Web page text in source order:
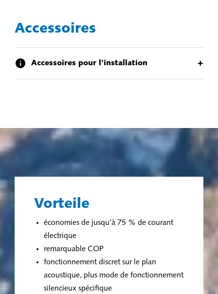
Accessoires
Accessoires pour l’installation +
Vorteile
économies de jusqu’à 75 % de courant
électrique
remarquable COP
fonctionnement discret sur le plan
acoustique, plus mode de fonctionnement
silencieux spécifique